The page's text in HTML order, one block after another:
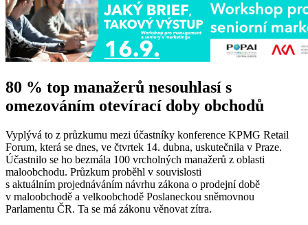
80 % top manažerů nesouhlasí s
omezováním otevírací doby obchodů
Vyplývá to z průzkumu mezi účastníky konference KPMG Retail
Forum, která se dnes, ve čtvrtek 14. dubna, uskutečnila v Praze.
Účastnilo se ho bezmála 100 vrcholných manažerů z oblasti
maloobchodu. Průzkum proběhl v souvislosti
s aktuálním projednáváním návrhu zákona o prodejní době
v maloobchodě a velkoobchodě Poslaneckou sněmovnou
Parlamentu ČR. Ta se má zákonu věnovat zítra.